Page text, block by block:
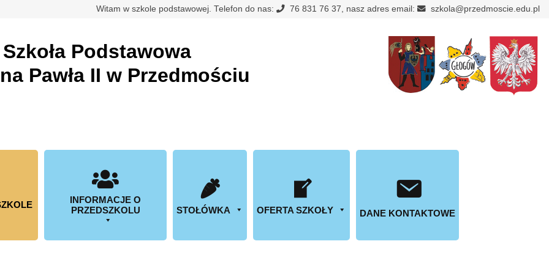
Witam w szkole podstawowej. Telefon do nas: 76 831 76 37, nasz adres email: szkola@przedmoscie.edu.pl
Szkoła Podstawowa
Pawła II w Przedmościu
INFORMACJE O
PRZEDSZKOLU
STOŁÓWKA OFERTA SZKOŁY DANE KONTAKTOWE